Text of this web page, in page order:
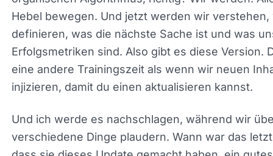
bekommen. Also versteht es mehr oder weniger,
so werden wir die Sprache verstehen. Und so
wir entscheiden, was das nächste Wort in der
Wir werden, im Grunde wie, wie Google mit
diese Hebel bewegen. Und jetzt werden wir
wie wir definieren, was die nächste Sache ist